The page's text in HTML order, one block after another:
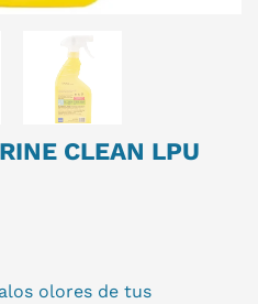
CLEAN LPU
olores de tus